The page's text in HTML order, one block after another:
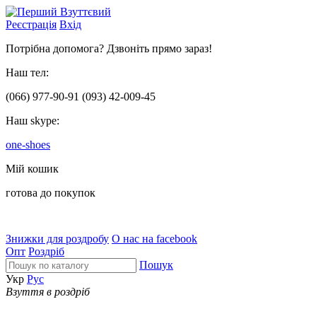
Реєстрація Вхід
Потрібна допомога? Дзвоніть прямо зараз!
Наш тел:
(066) 977-90-91 (093) 42-009-45
Наш skype:
one-shoes
Мій кошик
готова до покупок
Знижки для роздробу О нас на facebook
Опт Роздріб
Пошук
Укр Рус
Взуття в роздріб